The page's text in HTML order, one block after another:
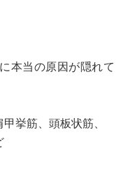
本当の原因が隠れて
挙筋、頭板状筋、